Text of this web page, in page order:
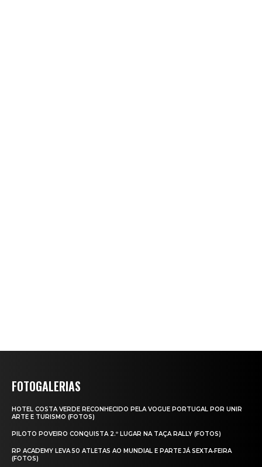
FOTOGALERIAS
HOTEL COSTA VERDE RECONHECIDO PELA VOGUE PORTUGAL POR UNIR
ARTE E TURISMO (FOTOS)
PILOTO POVEIRO CONQUISTA 2.º LUGAR NA TAÇA RALLY (FOTOS)
RP ACADEMY LEVA 50 ATLETAS AO MUNDIAL E PARTE JÁ SEXTA‑FEIRA
(FOTOS)